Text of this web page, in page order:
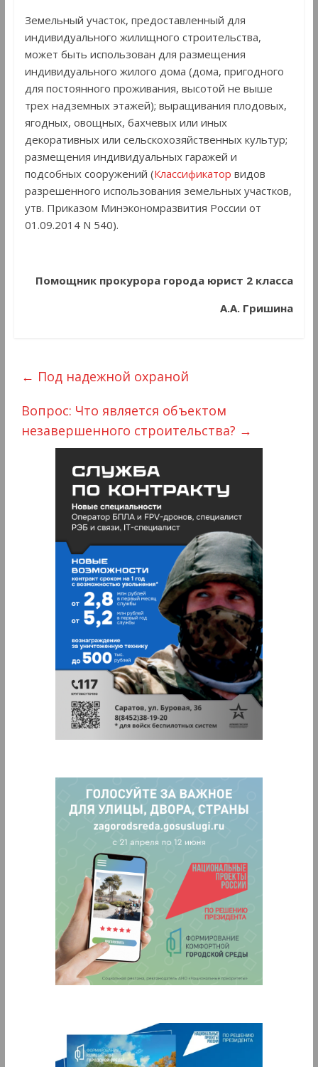
Земельный участок, предоставленный для
индивидуального жилищного строительства,
может быть использован для размещения
индивидуального жилого дома (дома, пригодного
для постоянного проживания, высотой не выше
трех надземных этажей); выращивания плодовых,
ягодных, овощных, бахчевых или иных
декоративных или сельскохозяйственных культур;
размещения индивидуальных гаражей и
подсобных сооружений (Классификатор видов
разрешенного использования земельных участков,
утв. Приказом Минэкономразвития России от
01.09.2014 N 540).
Помощник прокурора города юрист 2 класса
А.А. Гришина
← Под надежной охраной
Вопрос: Что является объектом
незавершенного строительства? →